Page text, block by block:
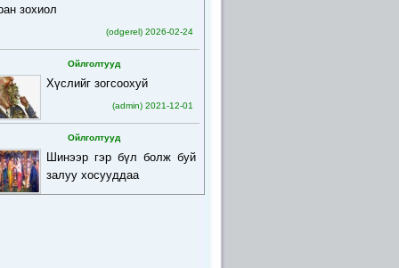
зохиол
(odgerel) 2026-02-24
Ойлголтууд
Хүслийг зогсоохуй
(admin) 2021-12-01
Ойлголтууд
Шинээр гэр бүл болж буй
залуу хосууддаа
(admin) 2021-12-01